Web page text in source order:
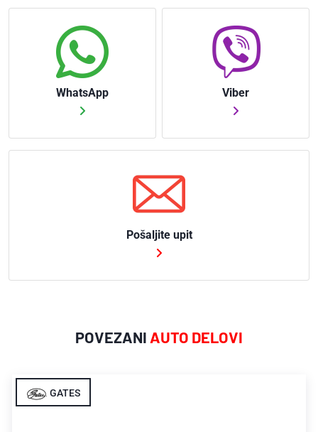
WhatsApp Viber
Pošaljite upit
POVEZANI AUTO DELOVI
GATES